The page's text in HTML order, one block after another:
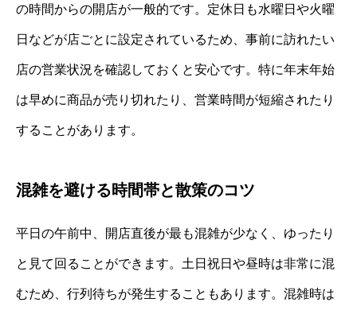
の時間からの開店が一般的です。定休日も水曜日や火曜
日などが店ごとに設定されているため、事前に訪れたい
店の営業状況を確認しておくと安心です。特に年末年始
は早めに商品が売り切れたり、営業時間が短縮されたり
することがあります。
混雑を避ける時間帯と散策のコツ
平日の午前中、開店直後が最も混雑が少なく、ゆったり
と見て回ることができます。土日祝日や昼時は非常に混
むため、行列待ちが発生することもあります。混雑時は